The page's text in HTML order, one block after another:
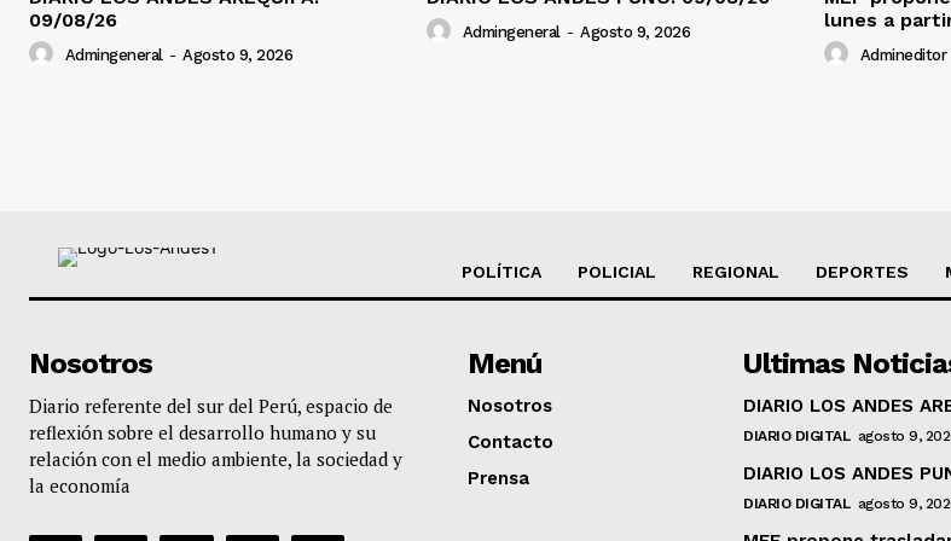
09/08/26
Admingeneral - Agosto 9, 2026
Admingeneral - Agosto 9, 2026
lunes a
Admineditor
POLÍTICA POLICIAL REGIONAL DEPORTES
Nosotros
Diario referente del sur del Perú, espacio de
reflexión sobre el desarrollo humano y su
relación con el medio ambiente, la sociedad y
la economía
Menú
Nosotros
Contacto
Prensa
Ultimas
DIARIO LOS ANDES
DIARIO DIGITAL agosto 9,
DIARIO LOS ANDES
DIARIO DIGITAL agosto 9,